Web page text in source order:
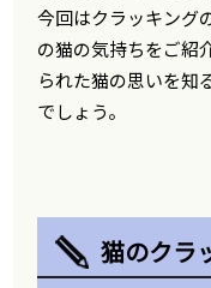
今回はクラッキング
の猫の気持ちをご紹
られた猫の思いを知
でしょう。
猫のクラ